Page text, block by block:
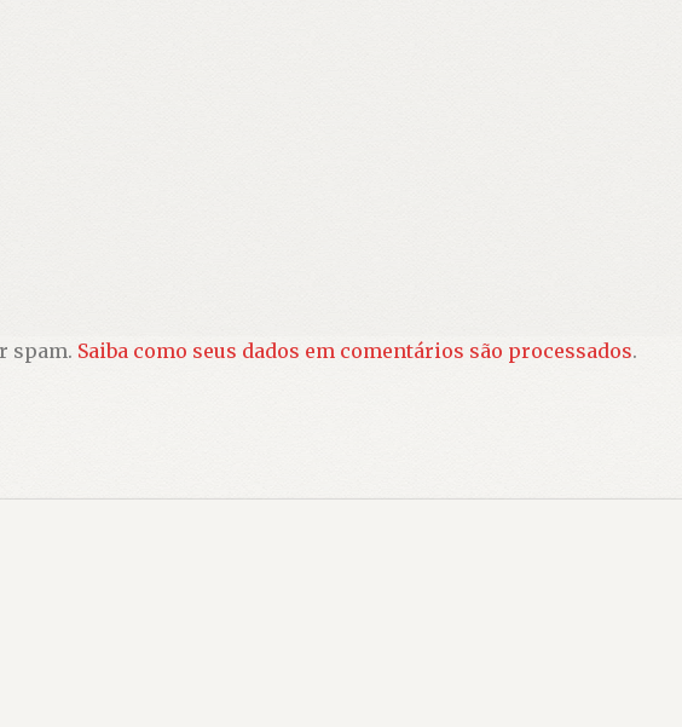
spam. Saiba como seus dados em comentários são processados.